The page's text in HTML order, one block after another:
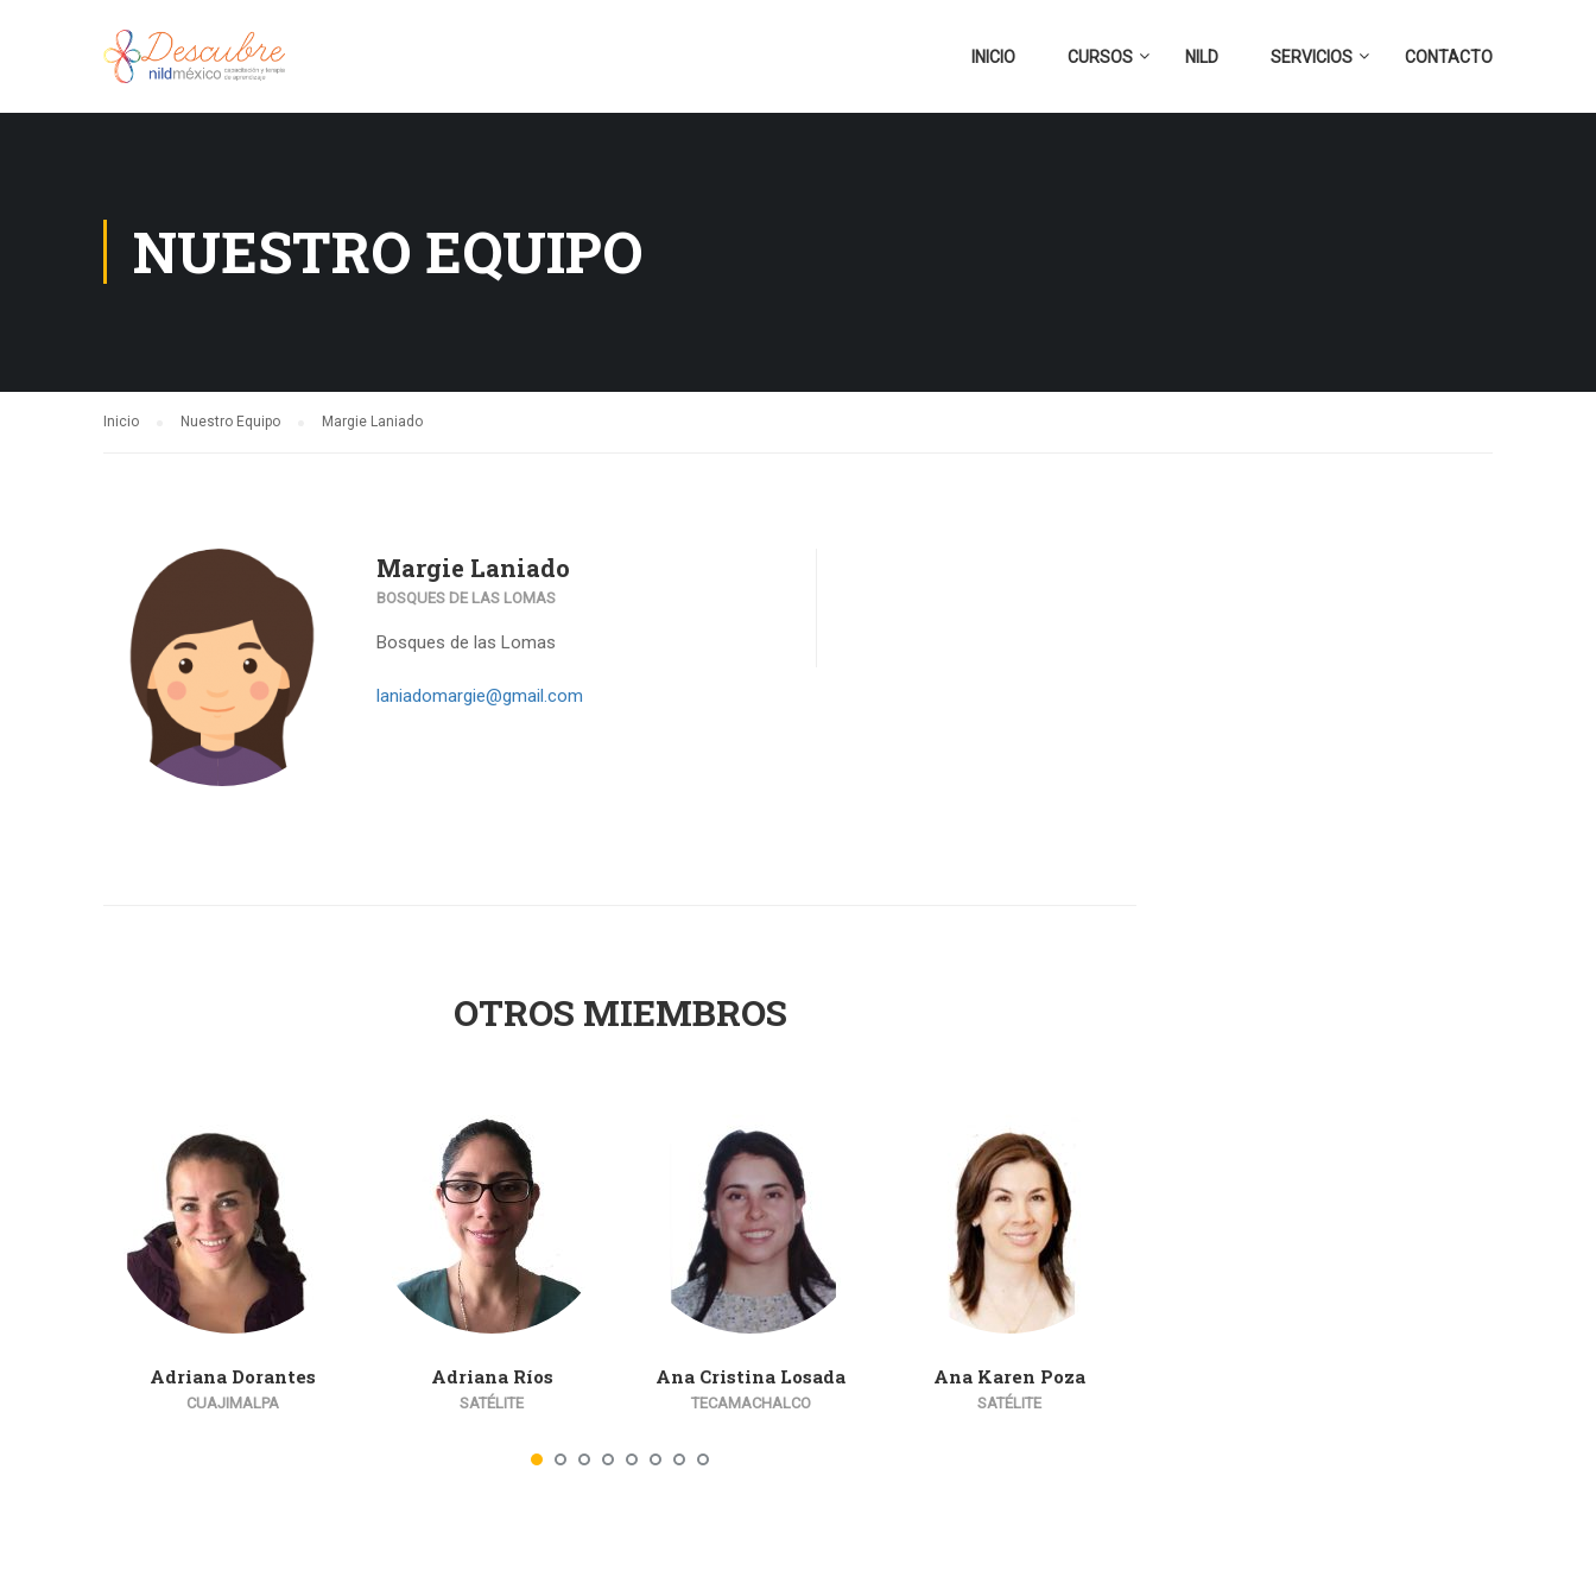
INICIO CURSOS NILD SERVICIOS CONTACTO
NUESTRO EQUIPO
Inicio Nuestro Equipo Margie Laniado
Margie Laniado
BOSQUES DE LAS LOMAS
Bosques de las Lomas
laniadomargie@gmail.com
OTROS MIEMBROS
Adriana Dorantes
CUAJIMALPA
Adriana Ríos
SATÉLITE
Ana Cristina Losada
TECAMACHALCO
Ana Karen Poza
SATÉLITE